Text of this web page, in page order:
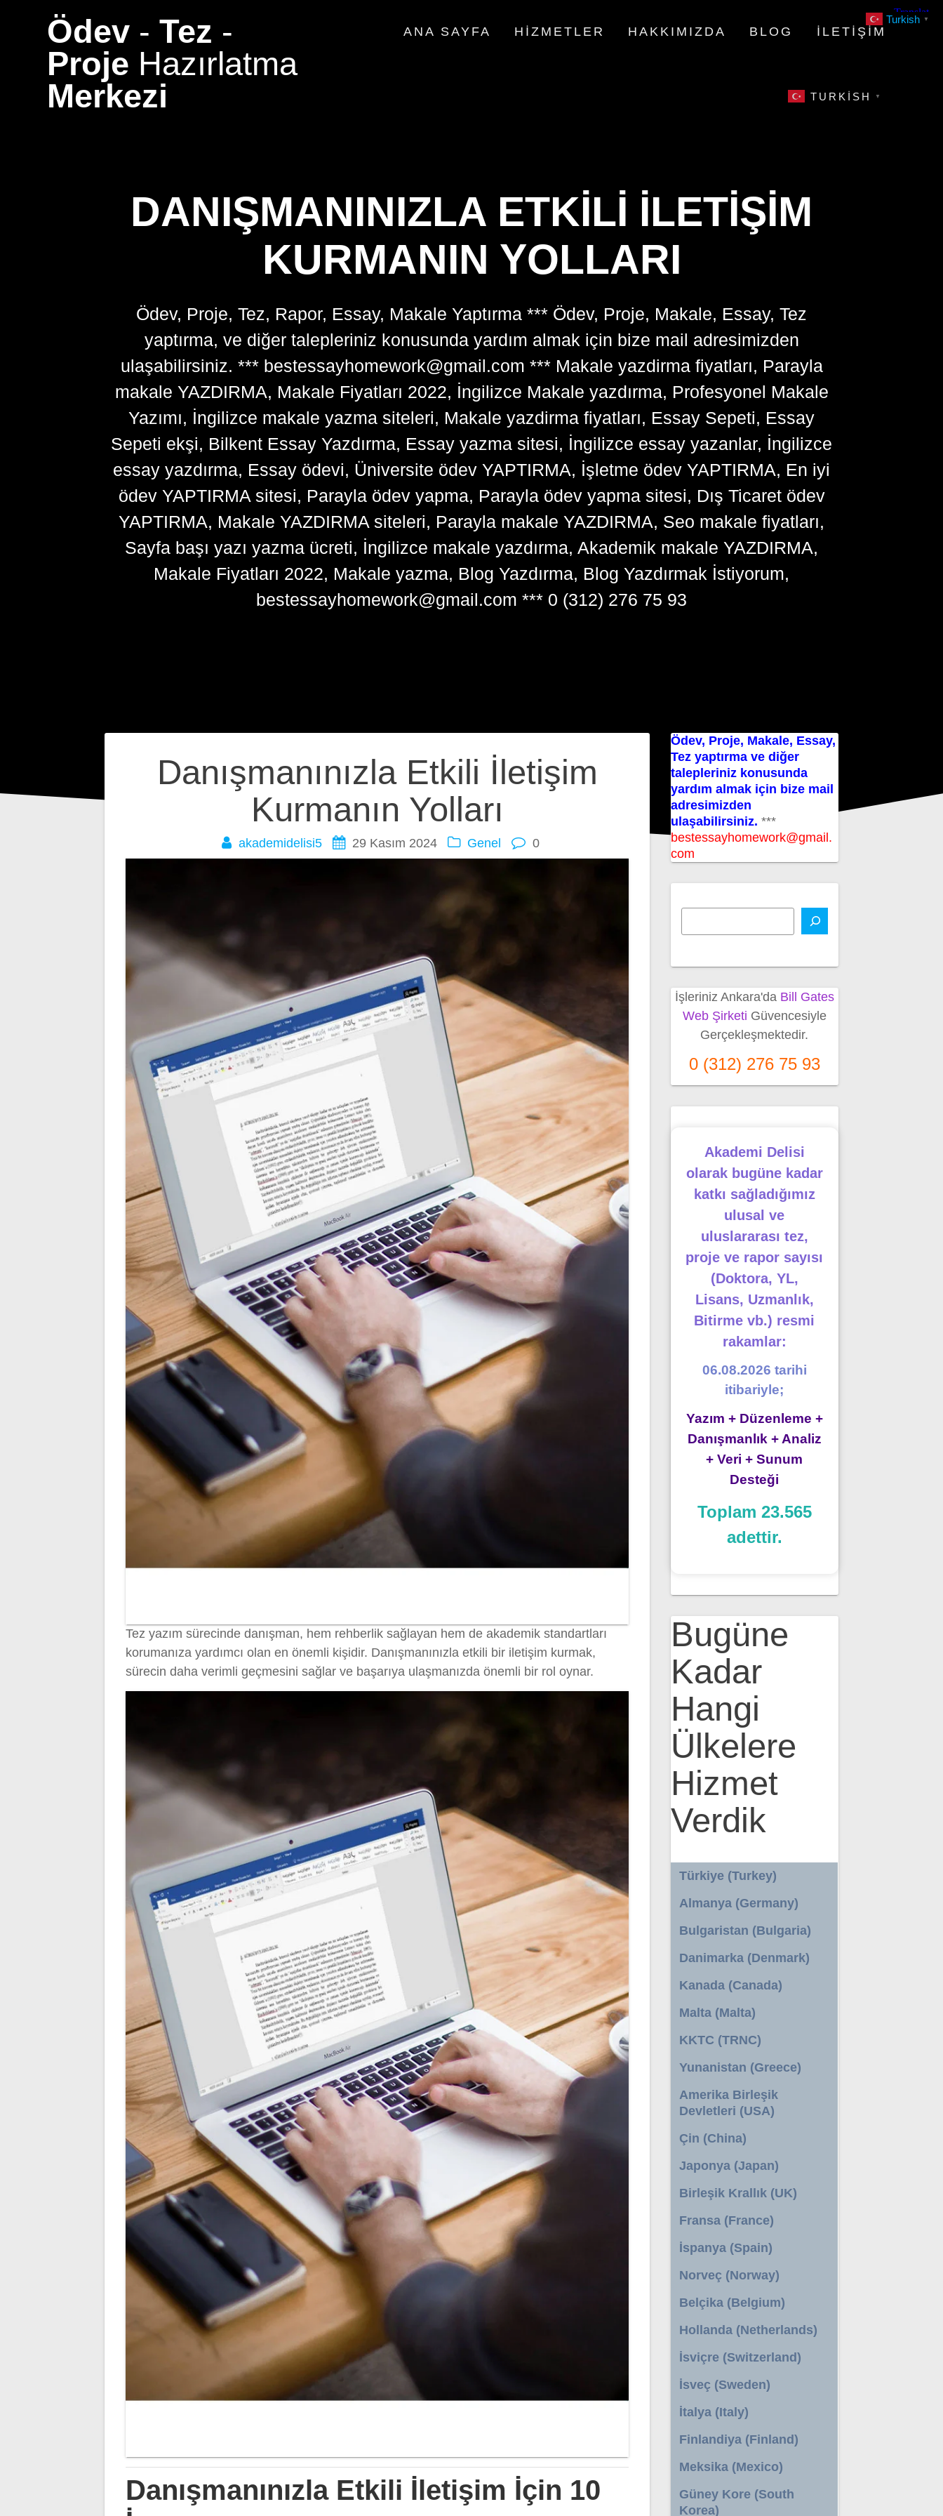
Ödev - Tez -
Proje Hazırlatma
Merkezi
ANA SAYFA HIZMETLER HAKKIMIZDA BLOG İLETIŞIM
TURKISH ▼
DANIŞMANINIZLA ETKILI İLETIŞIM
KURMANIN YOLLARI
Ödev, Proje, Tez, Rapor, Essay, Makale Yaptırma *** Ödev, Proje, Makale, Essay, Tez
yaptırma, ve diğer talepleriniz konusunda yardım almak için bize mail adresimizden
ulaşabilirsiniz. *** bestessayhomework@gmail.com *** Makale yazdirma fiyatları, Parayla
makale YAZDIRMA, Makale Fiyatları 2022, İngilizce Makale yazdırma, Profesyonel Makale
Yazımı, İngilizce makale yazma siteleri, Makale yazdirma fiyatları, Essay Sepeti, Essay
Sepeti ekşi, Bilkent Essay Yazdırma, Essay yazma sitesi, İngilizce essay yazanlar, İngilizce
essay yazdırma, Essay ödevi, Üniversite ödev YAPTIRMA, İşletme ödev YAPTIRMA, En iyi
ödev YAPTIRMA sitesi, Parayla ödev yapma, Parayla ödev yapma sitesi, Dış Ticaret ödev
YAPTIRMA, Makale YAZDIRMA siteleri, Parayla makale YAZDIRMA, Seo makale fiyatları,
Sayfa başı yazı yazma ücreti, İngilizce makale yazdırma, Akademik makale YAZDIRMA,
Makale Fiyatları 2022, Makale yazma, Blog Yazdırma, Blog Yazdırmak İstiyorum,
bestessayhomework@gmail.com *** 0 (312) 276 75 93
Danışmanınızla Etkili İletişim
Kurmanın Yolları
akademidelisi5 29 Kasım 2024 Genel 0
Tez yazım sürecinde danışman, hem rehberlik sağlayan hem de akademik standartları
korumanıza yardımcı olan en önemli kişidir. Danışmanınızla etkili bir iletişim kurmak,
sürecin daha verimli geçmesini sağlar ve başarıya ulaşmanızda önemli bir rol oynar.
Danışmanınızla Etkili İletişim İçin 10
Yazı
gezinmesi
Ödev, Proje, Makale, Essay,
Tez yaptırma ve diğer
talepleriniz konusunda
yardım almak için bize mail
adresimizden
ulaşabilirsiniz. ***
bestessayhomework@gmail.
com
İşleriniz Ankara'da Bill Gates
Web Şirketi Güvencesiyle
Gerçekleşmektedir.
0 (312) 276 75 93
Akademi Delisi
olarak bugüne kadar
katkı sağladığımız
ulusal ve
uluslararası tez,
proje ve rapor sayısı
(Doktora, YL,
Lisans, Uzmanlık,
Bitirme vb.) resmi
rakamlar:
06.08.2026 tarihi
itibariyle;
Yazım + Düzenleme +
Danışmanlık + Analiz
+ Veri + Sunum
Desteği
Toplam 23.565
adettir.
Bugüne
Kadar
Hangi
Ülkelere
Hizmet
Verdik
Türkiye (Turkey)
Almanya (Germany)
Bulgaristan (Bulgaria)
Danimarka (Denmark)
Kanada (Canada)
Malta (Malta)
KKTC (TRNC)
Yunanistan (Greece)
Amerika Birleşik
Devletleri (USA)
Çin (China)
Japonya (Japan)
Birleşik Krallık (UK)
Fransa (France)
İspanya (Spain)
Norveç (Norway)
Belçika (Belgium)
Hollanda (Netherlands)
İsviçre (Switzerland)
İsveç (Sweden)
İtalya (Italy)
Finlandiya (Finland)
Meksika (Mexico)
Güney Kore (South
Korea)
Turkish ▼